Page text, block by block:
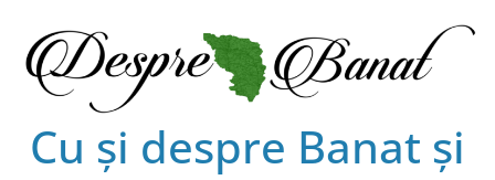
Chilipiruri pentru micii viticultorii
bănăţeni !
Cu şi despre Banat şi